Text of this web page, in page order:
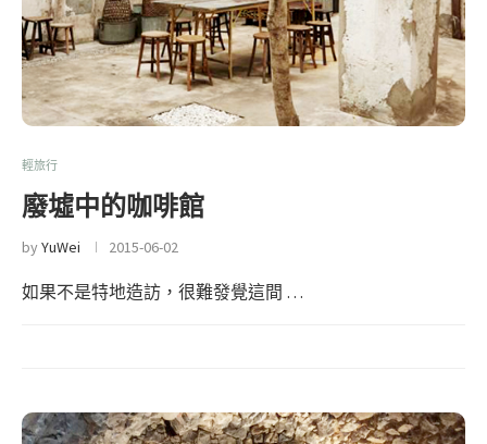
輕旅行
廢墟中的咖啡館
byYuWei 2015-06-02
如果不是特地造訪，很難發覺這間 …